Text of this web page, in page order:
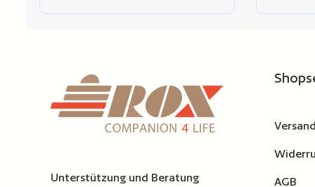
Außenmaterial schützt vor Feuchtigkeit,
Waffe ordnungsgemäß fixiert ist.
Unterstützung und Beratung
AGB